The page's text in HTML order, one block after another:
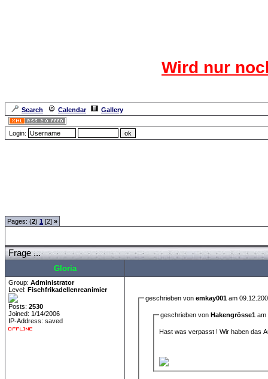
Wird nur
Search Calendar
Gallery
Login:
Pages: (2) 1 [2] »
Frage ...
Gloria
Group: Administrator
Level: Fischfrikadellenreanimier
Posts: 2530
Joined: 1/14/2006
IP-Address: saved
geschrieben vonemkay001 am
geschrieben vonHakengrösse1 am
Hast was verpasst ! Wir haben das